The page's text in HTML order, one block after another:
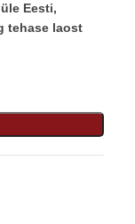
Eesti,
tehase laost